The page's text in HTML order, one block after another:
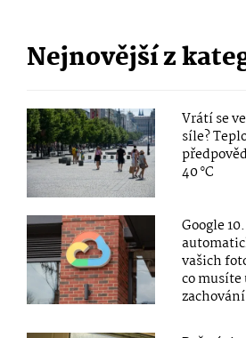
Nejnovější z
Vrátí se
síle?
40 °C
Google
vašich
co
zachování